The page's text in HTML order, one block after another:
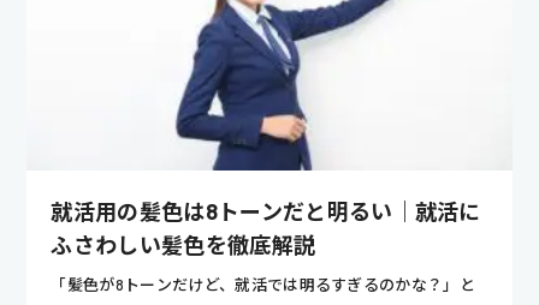
就活用の髪色は8トーンだと明るい｜就活に
ふさわしい髪色を徹底解説
「髪色が8トーンだけど、就活では明るすぎるのかな？」と